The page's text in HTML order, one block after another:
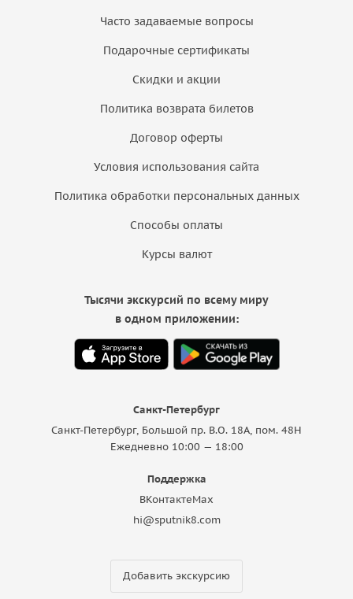
Часто задаваемые вопросы
Подарочные сертификаты
Скидки и акции
Политика возврата билетов
Договор оферты
Условия использования сайта
Политика обработки персональных данных
Способы оплаты
Курсы валют
Санкт-Петербург
Санкт-Петербург, Большой пр. В.О. 18A, пом. 48Н
Ежедневно 10:00 — 18:00
Поддержка
ВКонтактеMax
hi@sputnik8.com
Добавить экскурсию
Тысячи экскурсий по всему миру
в одном приложении: